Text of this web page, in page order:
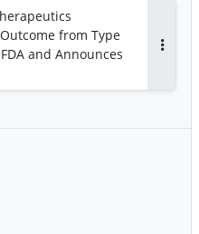
from Type
and Announces